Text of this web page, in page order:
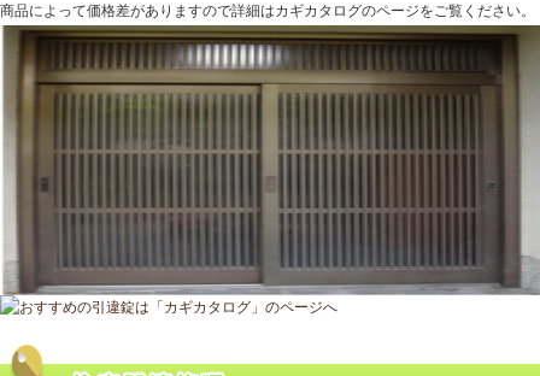
商品によって価格差がありますので詳細はカギカタログのページをご覧ください。